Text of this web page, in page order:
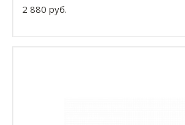
2 880 руб.